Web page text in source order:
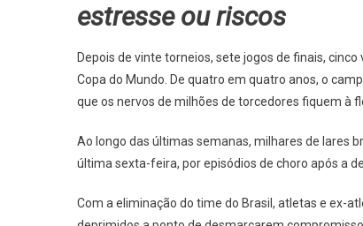
estresse ou riscos
Depois de vinte torneios, sete jogos de finais,
Copa do Mundo. De quatro em quatro anos, o
que os nervos de milhões de torcedores fiquem à
Ao longo das últimas semanas, milhares de lares
última sexta-feira, por episódios de choro após a
Com a eliminação do time do Brasil, atletas e ex-